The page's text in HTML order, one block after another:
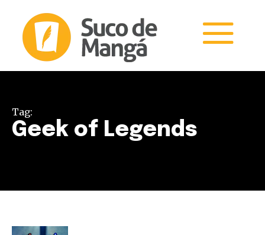
Tag:
Geek of Legends